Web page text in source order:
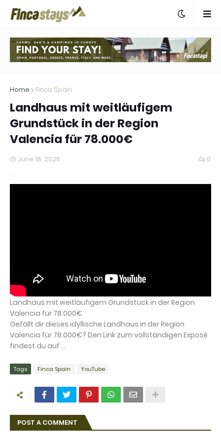
Home Finca Spain
Landhaus mit weitläufigem
Grundstück in der Region
Valencia für 78.000€
June 18, 2026 0
Landhaus mit weitläufigem Grundstück in der Region
Valencia für 78.000€
Gefällt dir dieses idyllische Landhaus in der Region
Valencia für 78.000€? Den Link zum vollständigen Exposé
findest du auf ...
Tags Finca Spain YouTube
POST A COMMENT